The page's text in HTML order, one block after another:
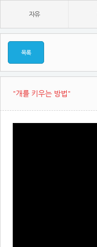
자유
목록
"개를 키우는 방법"